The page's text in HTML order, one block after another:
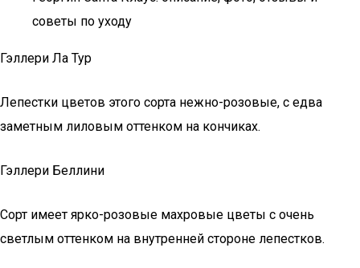
советы по уходу
Гэллери Ла Тур
Лепестки цветов этого сорта нежно-розовые, с едва
заметным лиловым оттенком на кончиках.
Гэллери Беллини
Сорт имеет ярко-розовые махровые цветы с очень
светлым оттенком на внутренней стороне лепестков.